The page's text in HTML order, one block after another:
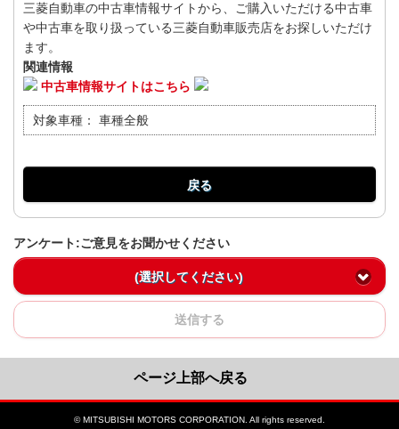
三菱自動車の中古車情報サイトから、ご購入いただける中古車
や中古車を取り扱っている三菱自動車販売店をお探しいただけ
ます。
関連情報
中古車情報サイトはこちら
対象車種： 車種全般
戻る
アンケート:ご意見をお聞かせください
(選択してください)
送信する
ページ上部へ戻る
© MITSUBISHI MOTORS CORPORATION. All rights reserved.